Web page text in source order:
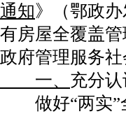
通知》（鄂政
有房屋全覆盖
政府管理服务
一、 充分
做好“两实”